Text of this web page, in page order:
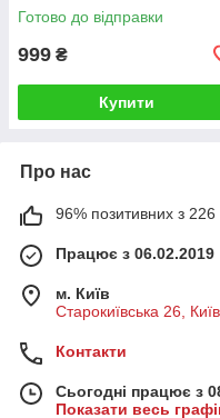
Готово до відправки
999 ₴
Купити
Про нас
96% позитивних з 226
Працює з 06.02.2019
м. Київ
Старокиївська 26,
Контакти
Сьогодні працює з
Показати весь